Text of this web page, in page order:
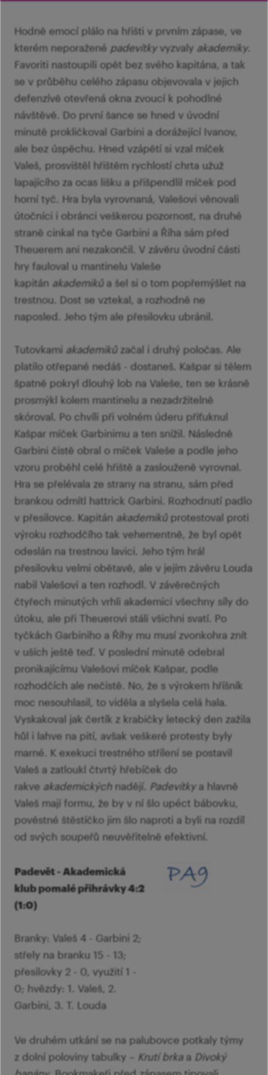
Hodně emocí plálo na hřišti v prvním zápase, ve
kterém neporažené padevítky vyzvaly akademiky.
Favoriti nastoupili opět bez svého kapitána, a tak
se v průběhu celého zápasu objevovala v jejich
defenzívě otevřená okna zvoucí k pohodlné
návštěvě. Do první šance se hned v úvodní
minutě prokličkoval Garbini a dorážející Ivanov,
ale bez úspěchu. Hned vzápětí si vzal míček
Valeš, prosvištěl hřištěm rychlostí chrta užuž
lapajícího za ocas lišku a přišpendlil míček pod
horní tyč. Hra byla vyrovnaná, Valešovi věnovali
útočníci i obránci veškerou pozornost, na druhé
straně cinkal na tyče Garbini a Říha sám před
Theuerem ani nezakončil. V závěru úvodní části
hry fauloval u mantinelu Valeše
kapitán akademikůa šel si o tom popřemýšlet na
trestnou. Dost se vztekal, a rozhodně ne
naposled. Jeho tým ale přesilovku ubránil.
Tutovkami akademikůzačal i druhý poločas. Ale
platilo otřepané nedáš - dostaneš. Kašpar si tělem
špatně pokryl dlouhý lob na Valeše, ten se krásně
prosmýkl kolem mantinelu a nezadržitelně
skóroval. Po chvíli při volném úderu přiťuknul
Kašpar míček Garbinimu a ten snížil. Následně
Garbini čistě obral o míček Valeše a podle jeho
vzoru proběhl celé hřiště a zaslouženě vyrovnal.
Hra se přelévala ze strany na stranu, sám před
brankou odmítl hattrick Garbini. Rozhodnutí padlo
v přesilovce. Kapitán akademikůprotestoval proti
výroku rozhodčího tak vehementně, že byl opět
odeslán na trestnou lavici. Jeho tým hrál
přesilovku velmi obětavě, ale v jejím závěru Louda
nabil Valešovi a ten rozhodl. V závěrečných
čtyřech minutých vrhli akademici všechny síly do
útoku, ale při Theuerovi stáli všichni svatí. Po
tyčkách Garbiniho a Říhy mu musí zvonkohra znít
v uších ještě teď. V poslední minutě odebral
pronikajícímu Valešovi míček Kašpar, podle
rozhodčích ale nečistě. No, že s výrokem hříšník
moc nesouhlasil, to viděla a slyšela celá hala.
Vyskakoval jak čertík z krabičky letecký den zažila
hůl i lahve na pití, avšak veškeré protesty byly
marné. K exekuci trestného střílení se postavil
Valeš a zatloukl čtvrtý hřebíček do
rakve akademických nadějí. Padevítky a hlavně
Valeš mají formu, že by v ní šlo upéct bábovku,
pověstné štěstíčko jim šlo naproti a byli na rozdíl
od svých soupeřů neuvěřitelně efektivní.
Padevět - Akademická
klub pomalé přihrávky 4:2
(1:0)
Branky: Valeš 4 - Garbini 2;
střely na branku 15 - 13;
přesilovky 2 - 0, využití 1 -
0; hvězdy: 1. Valeš, 2.
Garbini, 3. T. Louda
Ve druhém utkání se na palubovce potkaly týmy
z dolní poloviny tabulky – Krutí brkaa Divoký